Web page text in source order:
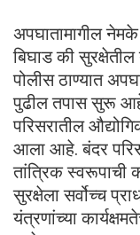
अपघातामागील
बिघाड की
पोलीस ठाण्यात
पुढील तपास सुरू
परिसरातील
आला आहे. बंदर
तांत्रिक स्वरूपाची
सुरक्षेला सर्वोच्च
यंत्रणांच्या